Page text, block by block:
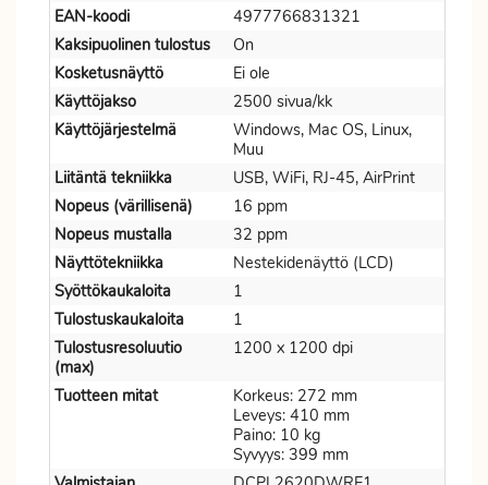
EAN-koodi
4977766831321
Kaksipuolinen tulostus
On
Kosketusnäyttö
Ei ole
Käyttöjakso
2500 sivua/kk
Käyttöjärjestelmä
Windows, Mac OS, Linux,
Muu
Liitäntä tekniikka
USB, WiFi, RJ-45, AirPrint
Nopeus (värillisenä)
16 ppm
Nopeus mustalla
32 ppm
Näyttötekniikka
Nestekidenäyttö (LCD)
Syöttökaukaloita
1
Tulostuskaukaloita
1
Tulostusresoluutio
(max)
1200 x 1200 dpi
Tuotteen mitat
Korkeus: 272 mm
Leveys: 410 mm
Paino: 10 kg
Syvyys: 399 mm